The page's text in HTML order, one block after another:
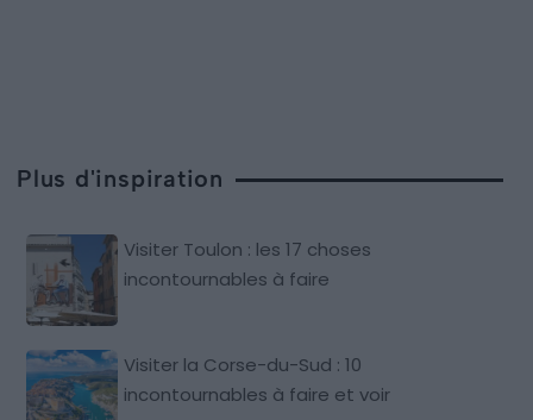
Plus d'inspiration
Visiter Toulon : les 17 choses
incontournables à faire
Visiter la Corse-du-Sud : 10
incontournables à faire et voir